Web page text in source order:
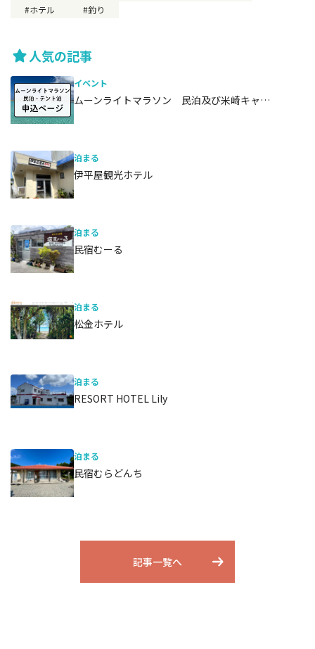
ホテル
釣り
人気の記事
イベント
ムーンライトマラソン 民泊及び米崎キャ…
泊まる
伊平屋観光ホテル
泊まる
民宿むーる
泊まる
松金ホテル
泊まる
RESORT HOTEL Lily
泊まる
民宿むらどんち
記事一覧へ